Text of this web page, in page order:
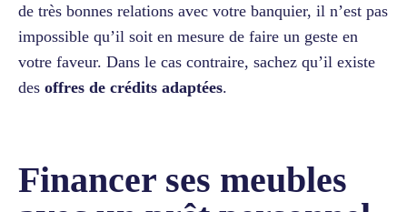
de très bonnes relations avec votre banquier, il n’est pas
impossible qu’il soit en mesure de faire un geste en
votre faveur. Dans le cas contraire, sachez qu’il existe
des offres de crédits adaptées.
Financer ses meubles